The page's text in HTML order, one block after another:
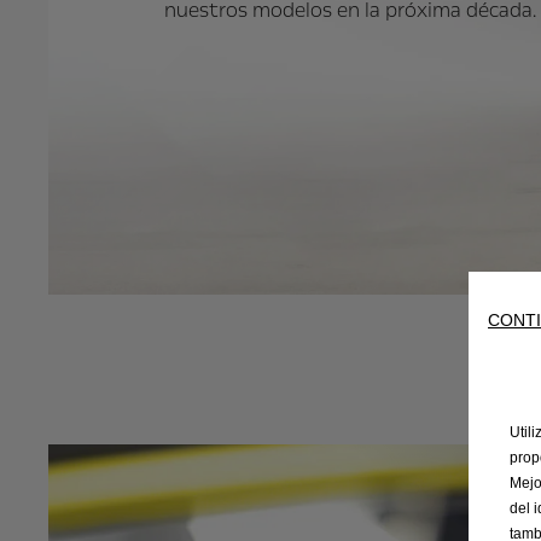
Anteriornuestros modelos en la próxima década.
del